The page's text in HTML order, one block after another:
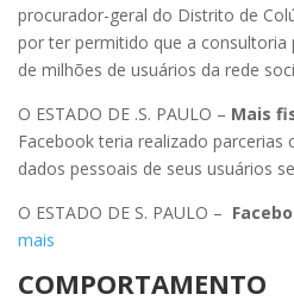
procurador-geral do Distrito de
por ter permitido que a
de milhões de usuários da rede
O ESTADO DE .S. PAULO – Mais
Facebook teria realizado
dados pessoais de seus usuários
O ESTADO DE S. PAULO –
mais
COMPORTAMENTO